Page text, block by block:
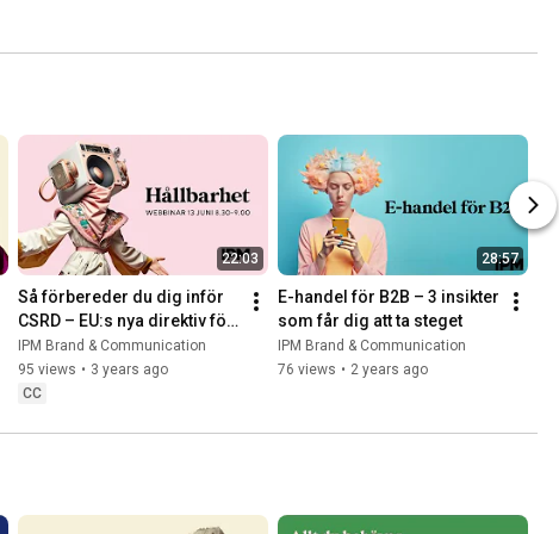
22:03
Så förbereder du dig inför
CSRD – EU:s nya direktiv för
hållbarhet. I
Hållbarhetswebbinar
IPM Brand & Communication
95 views • 3 years ago
CC
28:57
E-handel för B2B – 3 insikter
som får dig att ta steget
IPM Brand & Communication
76 views • 2 years ago